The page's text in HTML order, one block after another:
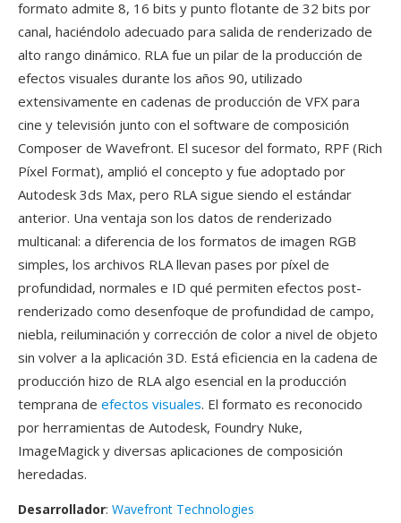
formato admite 8, 16 bits y punto flotante de 32 bits por
canal, haciéndolo adecuado para salida de renderizado de
alto rango dinámico. RLA fue un pilar de la producción de
efectos visuales durante los años 90, utilizado
extensivamente en cadenas de producción de VFX para
cine y televisión junto con el software de composición
Composer de Wavefront. El sucesor del formato, RPF (Rich
Píxel Format), amplió el concepto y fue adoptado por
Autodesk 3ds Max, pero RLA sigue siendo el estándar
anterior. Una ventaja son los datos de renderizado
multicanal: a diferencia de los formatos de imagen RGB
simples, los archivos RLA llevan pases por píxel de
profundidad, normales e ID qué permiten efectos post-
renderizado como desenfoque de profundidad de campo,
niebla, reiluminación y corrección de color a nivel de objeto
sin volver a la aplicación 3D. Está eficiencia en la cadena de
producción hizo de RLA algo esencial en la producción
temprana de efectos visuales. El formato es reconocido
por herramientas de Autodesk, Foundry Nuke,
ImageMagick y diversas aplicaciones de composición
heredadas.
Desarrollador: Wavefront Technologies